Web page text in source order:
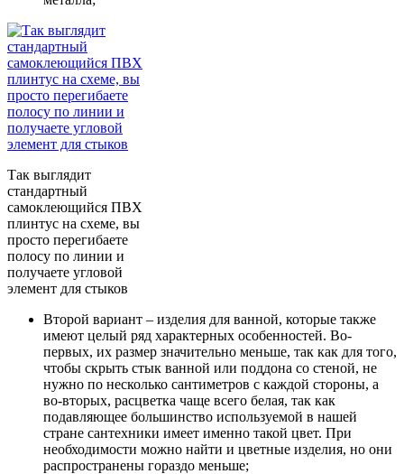
Так выглядит
стандартный
самоклеющийся ПВХ
плинтус на схеме, вы
просто перегибаете
полосу по линии и
получаете угловой
элемент для стыков
Второй вариант – изделия для ванной, которые также
имеют целый ряд характерных особенностей. Во-
первых, их размер значительно меньше, так как для того,
чтобы скрыть стык ванной или поддона со стеной, не
нужно по несколько сантиметров с каждой стороны, а
во-вторых, расцветка чаще всего белая, так как
подавляющее большинство используемой в нашей
стране сантехники имеет именно такой цвет. При
необходимости можно найти и цветные изделия, но они
распространены гораздо меньше;